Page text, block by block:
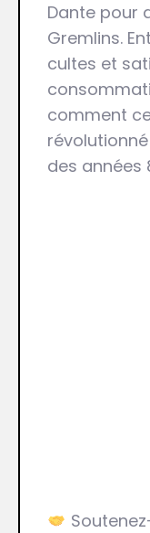
Dante pour
Gremlins.
cultes et
comment
des années